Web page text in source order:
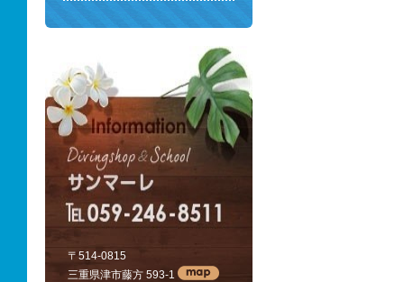
〒514-0815
三重県津市藤方 593-1